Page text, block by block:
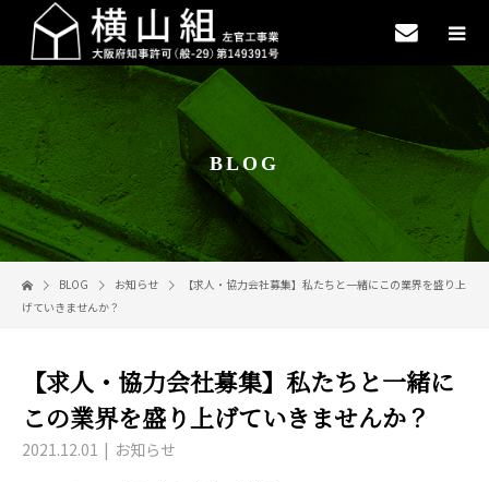
BLOG
BLOG お知らせ
【求人・協力会社募集】私たちと一緒にこの業界を盛り上
げていきませんか？
【求人・協力会社募集】私たちと一緒に
この業界を盛り上げていきませんか？
2021.12.01 お知らせ